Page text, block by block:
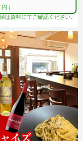
）
は資料にてご確認ください。